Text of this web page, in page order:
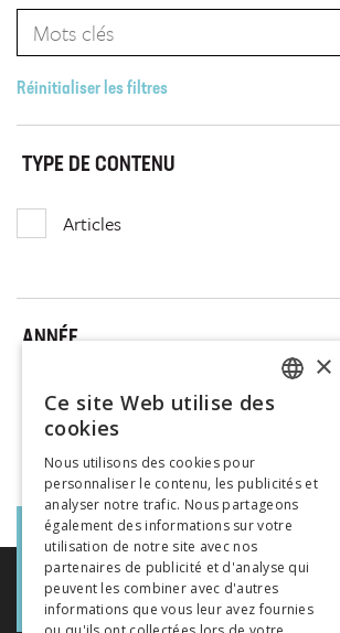
Réinitialiser les filtres
TYPE DE CONTENU
Articles
ANNÉE
ITALIAN
×
Ce site Web utilise des
cookies
Nous utilisons des cookies pour
personnaliser le contenu, les publicités et
analyser notre trafic. Nous partageons
également des informations sur votre
utilisation de notre site avec nos
partenaires de publicité et d'analyse qui
peuvent les combiner avec d'autres
informations que vous leur avez fournies